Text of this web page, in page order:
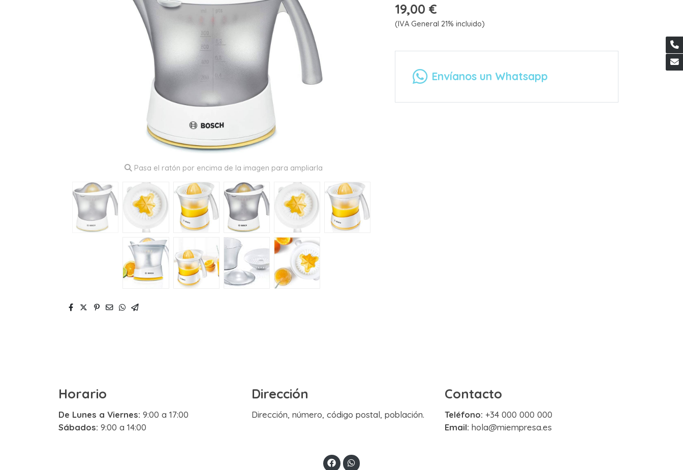
Pasa el ratón por encima de la imagen para ampliarla
19,00 €
(IVA General 21% incluido)
Envíanos un Whatsapp
Horario
De Lunes a Viernes: 9:00 a 17:00
Sábados: 9:00 a 14:00
Dirección
Dirección, número, código postal, población.
Contacto
Teléfono: +34 000 000 000
Email: hola@miempresa.es